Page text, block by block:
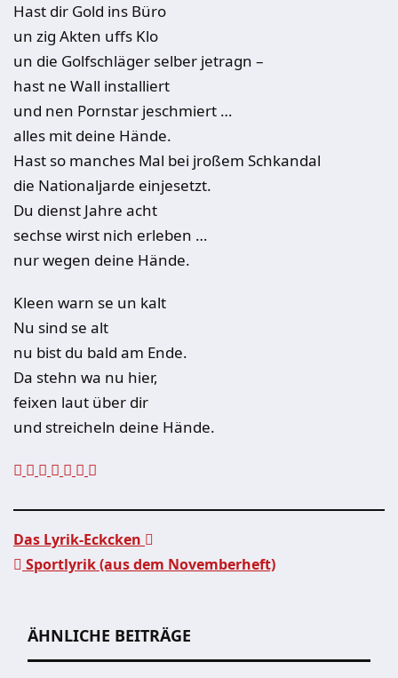
Hast dir Gold ins Büro
un zig Akten uffs Klo
un die Golfschläger selber jetragn –
hast ne Wall installiert
und nen Pornstar jeschmiert …
alles mit deine Hände.
Hast so manches Mal bei jroßem Schkandal
die Nationaljarde einjesetzt.
Du dienst Jahre acht
sechse wirst nich erleben …
nur wegen deine Hände.
Kleen warn se un kalt
Nu sind se alt
nu bist du bald am Ende.
Da stehn wa nu hier,
feixen laut über dir
und streicheln deine Hände.
Das Lyrik-Eckcken
Sportlyrik (aus dem Novemberheft)
ÄHNLICHE BEITRÄGE